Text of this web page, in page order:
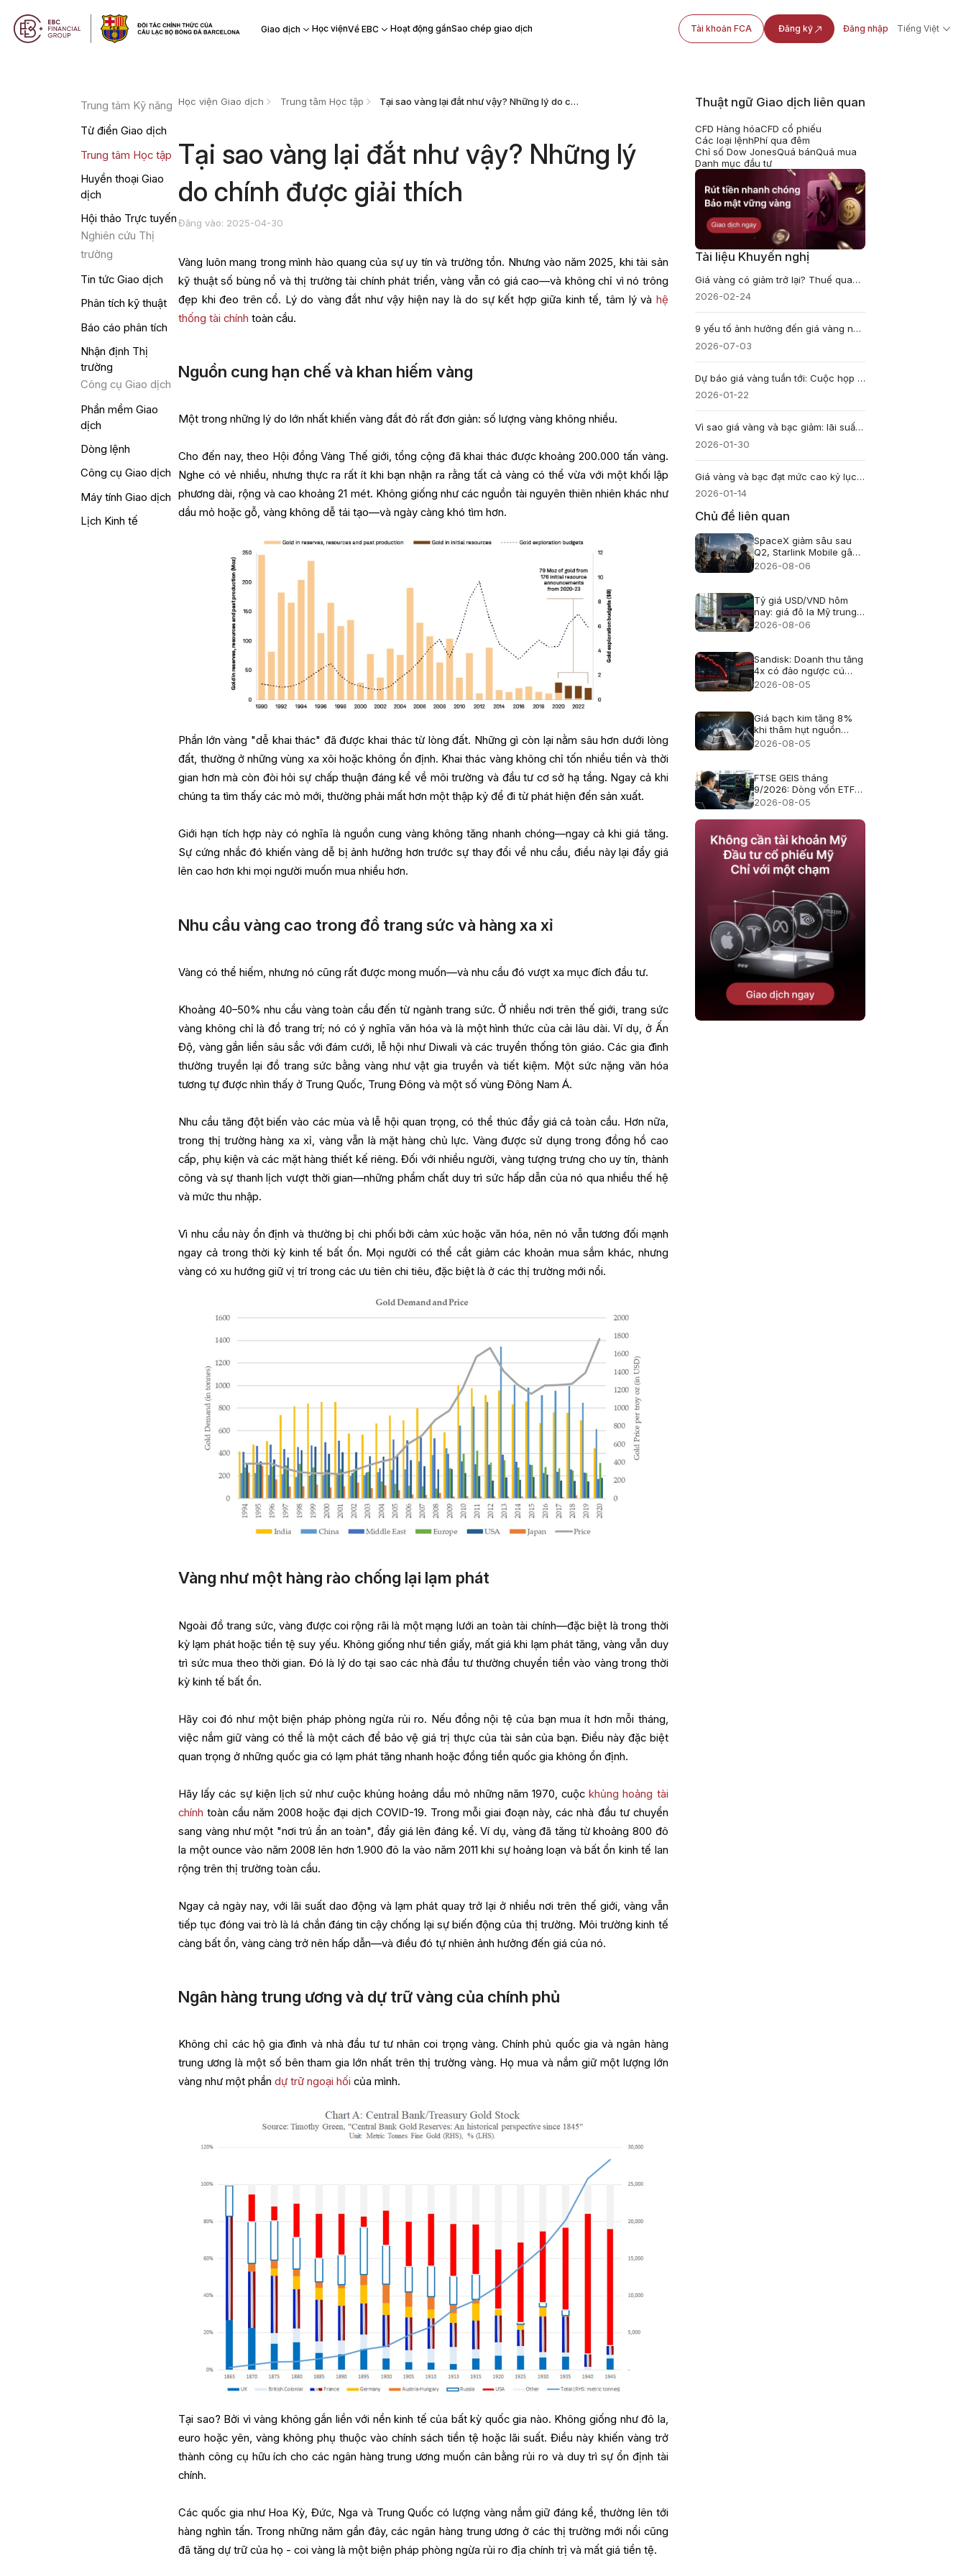
Giao dịch Học việnVề EBC Hoạt động gầnSao chép giao dịch Tài khoản FCA Đăng ký Đăng nhập Tiếng Việt
Trung tâm Kỹ năng
Từ điển Giao dịch
Trung tâm Học tập
Huyền thoại Giao
dịch
Hội thảo Trực tuyến
Nghiên cứu Thị
trường
Tin tức Giao dịch
Phân tích kỹ thuật
Báo cáo phân tích
Nhận định Thị
trường
Công cụ Giao dịch
Phần mềm Giao
dịch
Dòng lệnh
Công cụ Giao dịch
Máy tính Giao dịch
Lịch Kinh tế
Học viện Giao dịch Trung tâm Học tập Tại sao vàng lại đắt như vậy? Những lý do chính được giải thích
Tại sao vàng lại đắt như vậy? Những lý
do chính được giải thích
Đăng vào: 2025-04-30
Vàng luôn mang trong mình hào quang của sự uy tín và trường tồn. Nhưng vào năm 2025, khi tài sản
kỹ thuật số bùng nổ và thị trường tài chính phát triển, vàng vẫn có giá cao—và không chỉ vì nó trông
đẹp khi đeo trên cổ. Lý do vàng đắt như vậy hiện nay là do sự kết hợp giữa kinh tế, tâm lý và hệ
thống tài chính toàn cầu.
Nguồn cung hạn chế và khan hiếm vàng
Một trong những lý do lớn nhất khiến vàng đắt đỏ rất đơn giản: số lượng vàng không nhiều.
Cho đến nay, theo Hội đồng Vàng Thế giới, tổng cộng đã khai thác được khoảng 200.000 tấn vàng.
Nghe có vẻ nhiều, nhưng thực ra rất ít khi bạn nhận ra rằng tất cả vàng có thể vừa với một khối lập
phương dài, rộng và cao khoảng 21 mét. Không giống như các nguồn tài nguyên thiên nhiên khác như
dầu mỏ hoặc gỗ, vàng không dễ tái tạo—và ngày càng khó tìm hơn.
Phần lớn vàng "dễ khai thác" đã được khai thác từ lòng đất. Những gì còn lại nằm sâu hơn dưới lòng
đất, thường ở những vùng xa xôi hoặc không ổn định. Khai thác vàng không chỉ tốn nhiều tiền và thời
gian hơn mà còn đòi hỏi sự chấp thuận đáng kể về môi trường và đầu tư cơ sở hạ tầng. Ngay cả khi
chúng ta tìm thấy các mỏ mới, thường phải mất hơn một thập kỷ để đi từ phát hiện đến sản xuất.
Giới hạn tích hợp này có nghĩa là nguồn cung vàng không tăng nhanh chóng—ngay cả khi giá tăng.
Sự cứng nhắc đó khiến vàng dễ bị ảnh hưởng hơn trước sự thay đổi về nhu cầu, điều này lại đẩy giá
lên cao hơn khi mọi người muốn mua nhiều hơn.
Nhu cầu vàng cao trong đồ trang sức và hàng xa xỉ
Vàng có thể hiếm, nhưng nó cũng rất được mong muốn—và nhu cầu đó vượt xa mục đích đầu tư.
Khoảng 40–50% nhu cầu vàng toàn cầu đến từ ngành trang sức. Ở nhiều nơi trên thế giới, trang sức
vàng không chỉ là đồ trang trí; nó có ý nghĩa văn hóa và là một hình thức của cải lâu dài. Ví dụ, ở Ấn
Độ, vàng gắn liền sâu sắc với đám cưới, lễ hội như Diwali và các truyền thống tôn giáo. Các gia đình
thường truyền lại đồ trang sức bằng vàng như vật gia truyền và tiết kiệm. Một sức nặng văn hóa
tương tự được nhìn thấy ở Trung Quốc, Trung Đông và một số vùng Đông Nam Á.
Nhu cầu tăng đột biến vào các mùa và lễ hội quan trọng, có thể thúc đẩy giá cả toàn cầu. Hơn nữa,
trong thị trường hàng xa xỉ, vàng vẫn là mặt hàng chủ lực. Vàng được sử dụng trong đồng hồ cao
cấp, phụ kiện và các mặt hàng thiết kế riêng. Đối với nhiều người, vàng tượng trưng cho uy tín, thành
công và sự thanh lịch vượt thời gian—những phẩm chất duy trì sức hấp dẫn của nó qua nhiều thế hệ
và mức thu nhập.
Vì nhu cầu này ổn định và thường bị chi phối bởi cảm xúc hoặc văn hóa, nên nó vẫn tương đối mạnh
ngay cả trong thời kỳ kinh tế bất ổn. Mọi người có thể cắt giảm các khoản mua sắm khác, nhưng
vàng có xu hướng giữ vị trí trong các ưu tiên chi tiêu, đặc biệt là ở các thị trường mới nổi.
Vàng như một hàng rào chống lại lạm phát
Ngoài đồ trang sức, vàng được coi rộng rãi là một mạng lưới an toàn tài chính—đặc biệt là trong thời
kỳ lạm phát hoặc tiền tệ suy yếu. Không giống như tiền giấy, mất giá khi lạm phát tăng, vàng vẫn duy
trì sức mua theo thời gian. Đó là lý do tại sao các nhà đầu tư thường chuyển tiền vào vàng trong thời
kỳ kinh tế bất ổn.
Hãy coi đó như một biện pháp phòng ngừa rủi ro. Nếu đồng nội tệ của bạn mua ít hơn mỗi tháng,
việc nắm giữ vàng có thể là một cách để bảo vệ giá trị thực của tài sản của bạn. Điều này đặc biệt
quan trọng ở những quốc gia có lạm phát tăng nhanh hoặc đồng tiền quốc gia không ổn định.
Hãy lấy các sự kiện lịch sử như cuộc khủng hoảng dầu mỏ những năm 1970, cuộckhủng hoảng tài
chính toàn cầu năm 2008 hoặc đại dịch COVID-19. Trong mỗi giai đoạn này, các nhà đầu tư chuyển
sang vàng như một "nơi trú ẩn an toàn", đẩy giá lên đáng kể. Ví dụ, vàng đã tăng từ khoảng 800 đô
la một ounce vào năm 2008 lên hơn 1.900 đô la vào năm 2011 khi sự hoảng loạn và bất ổn kinh tế lan
rộng trên thị trường toàn cầu.
Ngay cả ngày nay, với lãi suất dao động và lạm phát quay trở lại ở nhiều nơi trên thế giới, vàng vẫn
tiếp tục đóng vai trò là lá chắn đáng tin cậy chống lại sự biến động của thị trường. Môi trường kinh tế
càng bất ổn, vàng càng trở nên hấp dẫn—và điều đó tự nhiên ảnh hưởng đến giá của nó.
Ngân hàng trung ương và dự trữ vàng của chính phủ
Không chỉ các hộ gia đình và nhà đầu tư tư nhân coi trọng vàng. Chính phủ quốc gia và ngân hàng
trung ương là một số bên tham gia lớn nhất trên thị trường vàng. Họ mua và nắm giữ một lượng lớn
vàng như một phầndự trữ ngoại hối của mình.
Tại sao? Bởi vì vàng không gắn liền với nền kinh tế của bất kỳ quốc gia nào. Không giống như đô la,
euro hoặc yên, vàng không phụ thuộc vào chính sách tiền tệ hoặc lãi suất. Điều này khiến vàng trở
thành công cụ hữu ích cho các ngân hàng trung ương muốn cân bằng rủi ro và duy trì sự ổn định tài
chính.
Các quốc gia như Hoa Kỳ, Đức, Nga và Trung Quốc có lượng vàng nắm giữ đáng kể, thường lên tới
hàng nghìn tấn. Trong những năm gần đây, các ngân hàng trung ương ở các thị trường mới nổi cũng
đã tăng dự trữ của họ - coi vàng là một biện pháp phòng ngừa rủi ro địa chính trị và mất giá tiền tệ.
Thuật ngữ Giao dịch liên quan
CFD Hàng hóaCFD cổ phiếu
Các loại lệnhPhí qua đêm
Chỉ số Dow JonesQuá bánQuá mua
Danh mục đầu tư
Tài liệu Khuyến nghị
Giá vàng có giảm trở lại? Thuế quan, căng thẳng, lãi suất
2026-02-24
9 yếu tố ảnh hưởng đến giá vàng nhà đầu tư cần biết
2026-07-03
Dự báo giá vàng tuần tới: Cuộc họp FOMC có thể định hình xu hướng
2026-01-22
Vì sao giá vàng và bạc giảm: lãi suất và đồng đô la Mỹ mạnh lên?
2026-01-30
Giá vàng và bạc đạt mức cao kỷ lục mới hôm nay khi thông tin về việc cắt giảm lãi suất của Cục Dự trữ Liên bang (Fed) dần được chú ý
2026-01-14
Chủ đề liên quan
SpaceX giảm sâu sau
Q2, Starlink Mobile gây
áp lực lên viễn thông Mỹ
2026-08-06
Tỷ giá USD/VND hôm
nay: giá đô la Mỹ trung
tâm lên 25.433, USD
2026-08-06
Sandisk: Doanh thu tăng
4x có đảo ngược cú
giảm 47%?
2026-08-05
Giá bạch kim tăng 8%
khi thâm hụt nguồn
cung 2026 trở lại
2026-08-05
FTSE GEIS tháng
9/2026: Dòng vốn ETF
mở chu kỳ mới cho cổ
2026-08-05